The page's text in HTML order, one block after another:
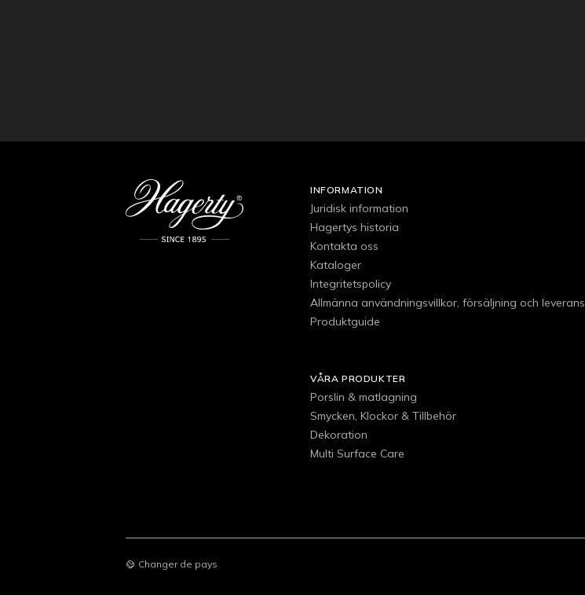
INFORMATION
Juridisk information
Hagertys historia
Kontakta oss
Kataloger
Integritetspolicy
Allmänna användningsvillkor, försäljning och leverans
Produktguide
VÅRA PRODUKTER
Porslin & matlagning
Smycken, Klockor & Tillbehör
Dekoration
Multi Surface Care
Changer de pays